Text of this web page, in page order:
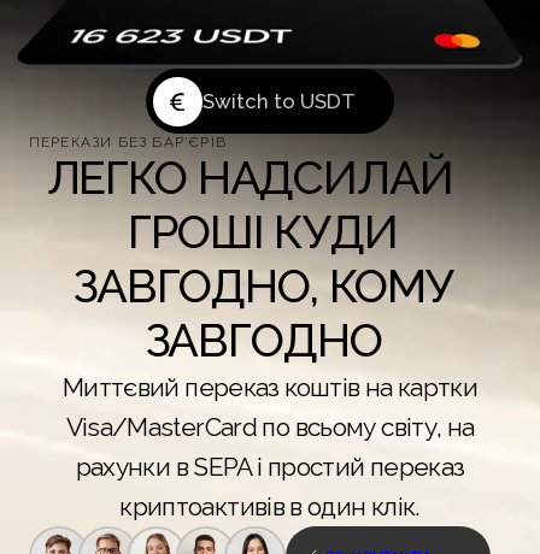
Switch to USDT
ПЕРЕКАЗИ БЕЗ БАР'ЄРІВ
ЛЕГКО НАДСИЛАЙ
ГРОШІ КУДИ
ЗАВГОДНО, КОМУ
ЗАВГОДНО
Миттєвий переказ коштів на картки
Visa/MasterCard по всьому світу, на
рахунки в SEPA і простий переказ
криптоактивів в один клік.